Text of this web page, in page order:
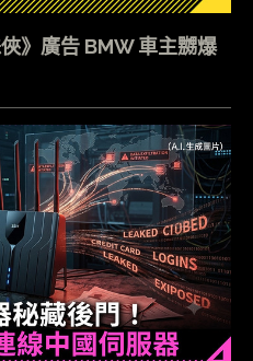
》廣告 BMW 車主嬲爆